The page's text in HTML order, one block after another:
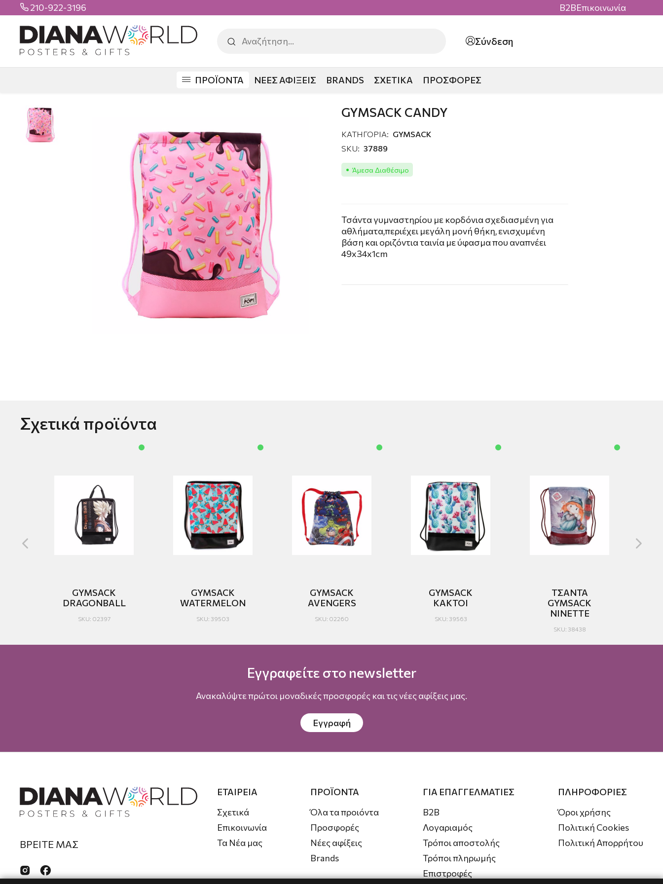
 210-922-3196 B2BΕπικοινωνία
Σύνδεση
ΠΡΟΪΟΝΤΑ ΝΕΕΣ ΑΦΙΞΕΙΣ BRANDS ΣΧΕΤΙΚΑ ΠΡΟΣΦΟΡΕΣ
GYMSACK CANDY
ΚΑΤΗΓΟΡΙΑ: GYMSACK
SKU: 37889
Άμεσα Διαθέσιμο
Τσάντα γυμναστηρίου με κορδόνια σχεδιασμένη για
αθλήματα,περιέχει μεγάλη μονή θήκη, ενισχυμένη
βάση και οριζόντια ταινία με ύφασμα που αναπνέει
49x34x1cm
Σχετικά προϊόντα
GYMSACK
DRAGONBALL
SKU: 02397
GYMSACK
WATERMELON
SKU: 39503
GYMSACK
AVENGERS
SKU: 02260
GYMSACK
ΚΑΚΤΟΙ
SKU: 39563
ΤΣΑΝΤΑ
GYMSACK
NINETTE
SKU: 38438
Εγγραφείτε στο newsletter
Ανακαλύψτε πρώτοι μοναδικές προσφορές και τις νέες αφίξεις μας.
Εγγραφή
ΒΡΕΙΤΕ ΜΑΣ
 
ΕΤΑΙΡΕΙΑ
Σχετικά
Επικοινωνία
Τα Νέα μας
ΠΡΟΪΟΝΤΑ
Όλα τα προιόντα
Προσφορές
Νέες αφίξεις
Brands
ΓΙΑ ΕΠΑΓΓΕΛΜΑΤΙΕΣ
B2B
Λογαριαμός
Τρόποι αποστολής
Τρόποι πληρωμής
Επιστροφές
ΠΛΗΡΟΦΟΡΙΕΣ
Όροι χρήσης
Πολιτική Cookies
Πολιτική Απορρήτου